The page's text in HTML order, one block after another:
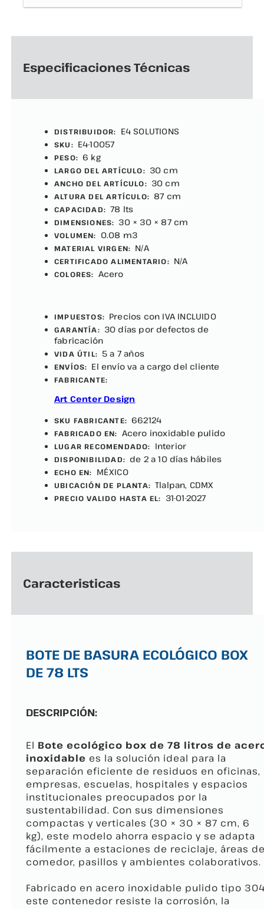
Especificaciones Técnicas
DISTRIBUIDOR: E4 SOLUTIONS
SKU: E4-10057
PESO: 6 kg
LARGO DEL ARTÍCULO: 30 cm
ANCHO DEL ARTÍCULO: 30 cm
ALTURA DEL ARTÍCULO: 87 cm
CAPACIDAD: 78 lts
DIMENSIONES: 30 × 30 × 87 cm
VOLUMEN: 0.08 m3
MATERIAL VIRGEN: N/A
CERTIFICADO ALIMENTARIO: N/A
COLORES: Acero
IMPUESTOS: Precios con IVA INCLUIDO
GARANTÍA: 30 días por defectos de
fabricación
VIDA ÚTIL: 5 a 7 años
ENVÍOS: El envío va a cargo del cliente
FABRICANTE:
Art Center Design
SKU FABRICANTE: 662124
FABRICADO EN: Acero inoxidable pulido
LUGAR RECOMENDADO: Interior
DISPONIBILIDAD: de 2 a 10 días hábiles
ECHO EN: MÉXICO
UBICACIÓN DE PLANTA: Tlalpan, CDMX
PRECIO VALIDO HASTA EL: 31-01-2027
Caracteristicas
BOTE DE BASURA ECOLÓGICO BOX
DE 78 LTS
DESCRIPCIÓN:
El Bote ecológico box de 78 litros de
inoxidable es la solución ideal para la
separación eficiente de residuos en oficinas,
empresas, escuelas, hospitales y espacios
institucionales preocupados por la
sustentabilidad. Con sus dimensiones
compactas y verticales (30 × 30 × 87 cm, 6
kg), este modelo ahorra espacio y se adapta
fácilmente a estaciones de reciclaje, áreas
comedor, pasillos y ambientes colaborativos.
Fabricado en acero inoxidable pulido tipo
este contenedor resiste la corrosión, la